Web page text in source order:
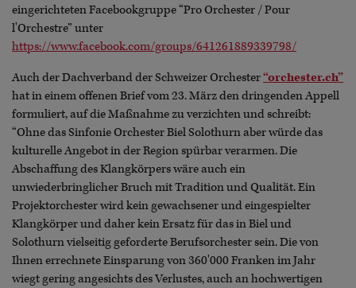
eingerichteten Facebookgruppe “Pro Orchester / Pour
l'Orchestre” unter
https://www.facebook.com/groups/641261889339798/
Auch der Dachverband der Schweizer Orchester“orchester.ch”
hat in einem offenen Brief vom 23. März den dringenden Appell
formuliert, auf die Maßnahme zu verzichten und schreibt:
“Ohne das Sinfonie Orchester Biel Solothurn aber würde das
kulturelle Angebot in der Region spürbar verarmen. Die
Abschaffung des Klangkörpers wäre auch ein
unwiederbringlicher Bruch mit Tradition und Qualität. Ein
Projektorchester wird kein gewachsener und eingespielter
Klangkörper und daher kein Ersatz für das in Biel und
Solothurn vielseitig geforderte Berufsorchester sein. Die von
Ihnen errechnete Einsparung von 360'000 Franken im Jahr
wiegt gering angesichts des Verlustes, auch an hochwertigen